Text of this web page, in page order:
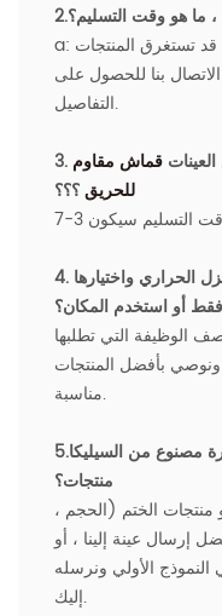
، ما هو وقت التسليم؟
a: عادة 7-20 أيام لكمية حاوية واحدة. قد تستغرق المنتجات
بنا للحصول على
التفاصيل.
قماش مقاوم
للحريق؟؟؟
4. كيف يمكنني المقارنة بين منتجات العزل الحراري واختيارها
أو استخدم المكان؟
الوظيفة التي تطلبها
ونوصي بأفضل المنتجات
مناسبة.
مصنوع من السيليكا
منتجات؟
منتجات الختم (الحجم ،
إرسال عينة إلينا ، أو
الأولي ونرسله
إليك.